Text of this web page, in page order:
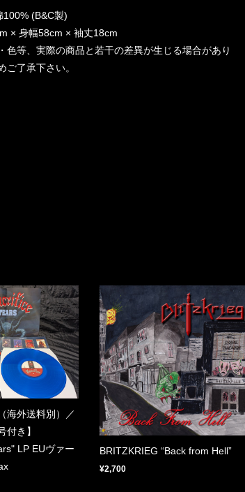
(B&C製)
× 身幅58cm × 袖丈18cm
色等、実際の商品と若干の差異が生じる場合があり
ご了承下さい。
海外送料別）／
付き】
LP EUヴァー
BRITZKRIEG “Back from Hell”
¥2,700